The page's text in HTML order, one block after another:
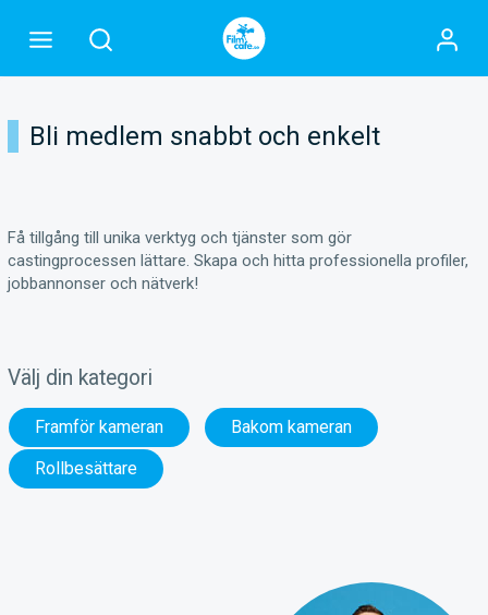
Bli medlem snabbt och enkelt
Få tillgång till unika verktyg och tjänster som gör
castingprocessen lättare. Skapa och hitta professionella profiler,
jobbannonser och nätverk!
Välj din kategori
Framför kameran
Bakom kameran
Rollbesättare